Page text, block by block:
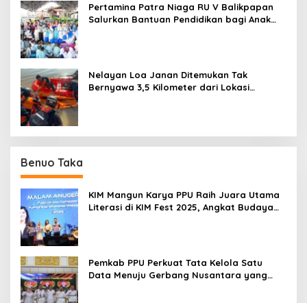
Pertamina Patra Niaga RU V Balikpapan
Salurkan Bantuan Pendidikan bagi Anak
Nelayan Loa Janan Ditemukan Tak
Bernyawa 3,5 Kilometer dari Lokasi
Benuo Taka
KIM Mangun Karya PPU Raih Juara Utama
Literasi di KIM Fest 2025, Angkat Budaya
Pemkab PPU Perkuat Tata Kelola Satu
Data Menuju Gerbang Nusantara yang